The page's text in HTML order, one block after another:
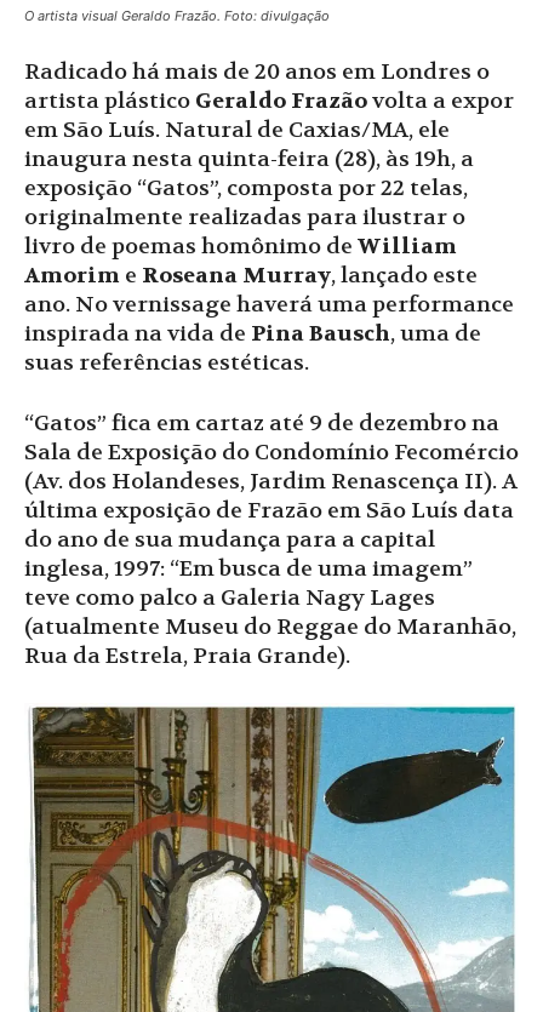
O artista visual Geraldo Frazão. Foto: divulgação
Radicado há mais de 20 anos em Londres o
artista plástico Geraldo Frazãovolta a expor
em São Luís. Natural de Caxias/MA, ele
inaugura nesta quinta-feira (28), às 19h, a
exposição “Gatos”, composta por 22 telas,
originalmente realizadas para ilustrar o
livro de poemas homônimo de William
Amorim e Roseana Murray, lançado este
ano. No vernissage haverá uma performance
inspirada na vida de Pina Bausch, uma de
suas referências estéticas.
“Gatos” fica em cartaz até 9 de dezembro na
Sala de Exposição do Condomínio Fecomércio
(Av. dos Holandeses, Jardim Renascença II). A
última exposição de Frazão em São Luís data
do ano de sua mudança para a capital
inglesa, 1997: “Em busca de uma imagem”
teve como palco a Galeria Nagy Lages
(atualmente Museu do Reggae do Maranhão,
Rua da Estrela, Praia Grande).